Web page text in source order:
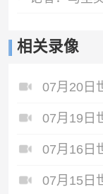
相关录像
07月20日
07月19日
07月15日